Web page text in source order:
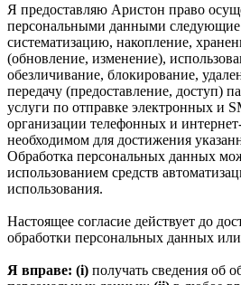
Я предоставляю Аристон право
персональными данными следующие
систематизацию, накопление,
(обновление, изменение),
обезличивание, блокирование,
передачу (предоставление, доступ)
услуги по отправке электронных и
организации телефонных и
необходимом для достижения
Обработка персональных данных
использованием средств
использования.
Настоящее согласие действует до
обработки персональных данных
Я вправе: (i) получать сведения об